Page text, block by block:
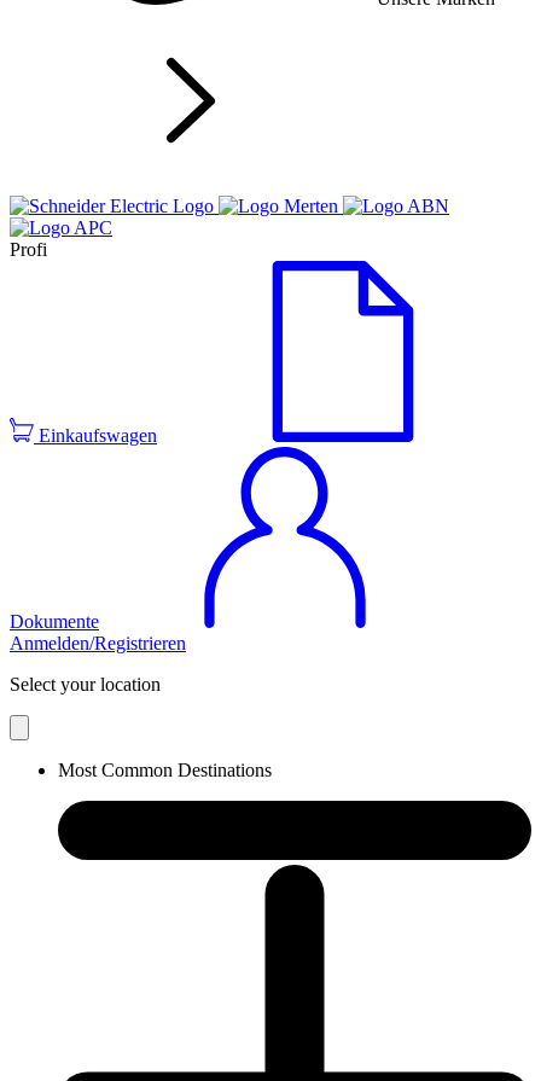
Profi
Einkaufswagen
Dokumente
Anmelden/Registrieren
Select your location
Most Common Destinations